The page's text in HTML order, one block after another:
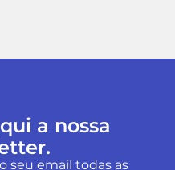
a nossa
seu email todas as